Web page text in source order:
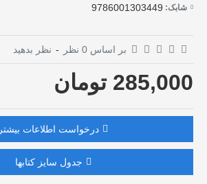
شابک: 9786001303449
بر اساس 0 نظر - نظر بدهید
285,000 تومان
درخواست اطلاعات بیشتر
جدول سایز کتابها